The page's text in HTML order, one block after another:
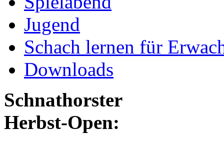
Jugend
Schach lernen für
Downloads
Schnathorster
Herbst-Open: